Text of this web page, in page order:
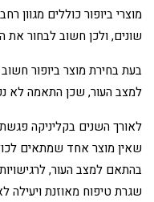
מוצרי ביופור כוללים מגוון
שונים, ולכן חשוב לבחור את
בעת בחירת מוצר ביופור
למצב העור, שכן התאמה לא
לאורך השנים בקליניקה
שאין מוצר אחד שמתאים
בהתאם למצב העור,
שגרת טיפוח מאוזנת ויעילה